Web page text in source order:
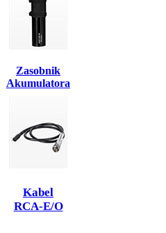
Zasobnik
Akumulatora
Kabel
RCA-E/O